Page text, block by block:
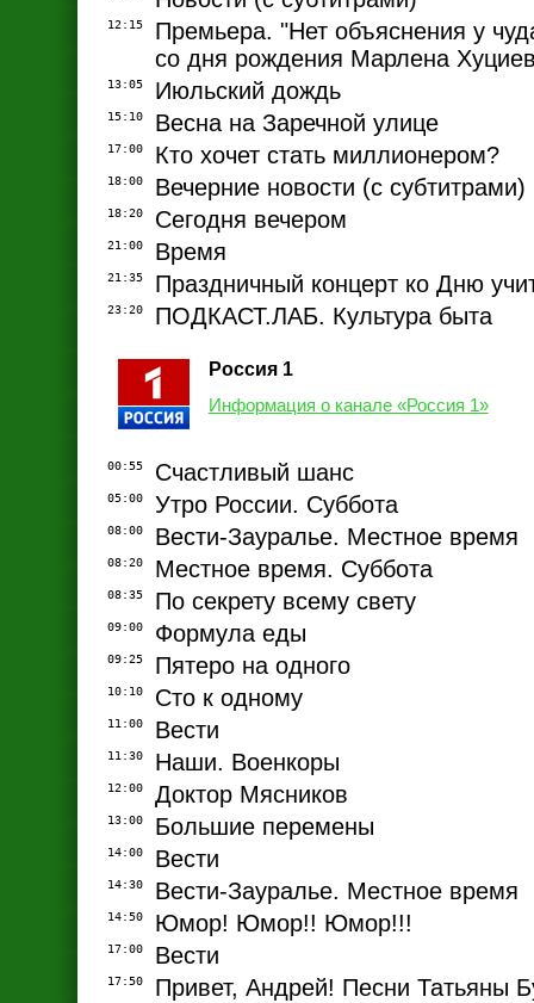
12:15
Премьера. "Нет объяснения у
со дня рождения Марлена
13:05 Июльский дождь
15:10 Весна на Заречной улице
17:00 Кто хочет стать миллионером?
18:00 Вечерние новости (с субтитрами)
18:20 Сегодня вечером
21:00 Время
21:35 Праздничный концерт ко Дню
23:20 ПОДКАСТ.ЛАБ. Культура быта
Россия 1
Информация о канале «Россия 1»
00:55 Счастливый шанс
05:00 Утро России. Суббота
08:00 Вести-Зауралье. Местное время
08:20 Местное время. Суббота
08:35 По секрету всему свету
09:00 Формула еды
09:25 Пятеро на одного
10:10 Сто к одному
11:00 Вести
11:30 Наши. Военкоры
12:00 Доктор Мясников
13:00 Большие перемены
14:00 Вести
14:30 Вести-Зауралье. Местное время
14:50 Юмор! Юмор!! Юмор!!!
17:00 Вести
17:50 Привет, Андрей! Песни Татьяны